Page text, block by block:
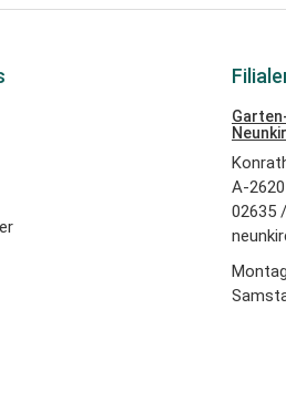
A-
02635